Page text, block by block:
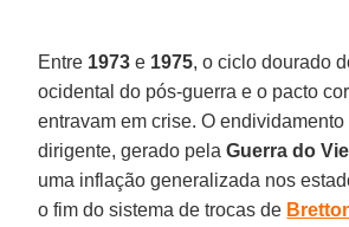
Entre 1973 e 1975, o ciclo dourado
ocidental do pós-guerra e o pacto
entravam em crise. O
dirigente, gerado pelaGuerra do
uma inflação generalizada nos
o fim do sistema de trocas de